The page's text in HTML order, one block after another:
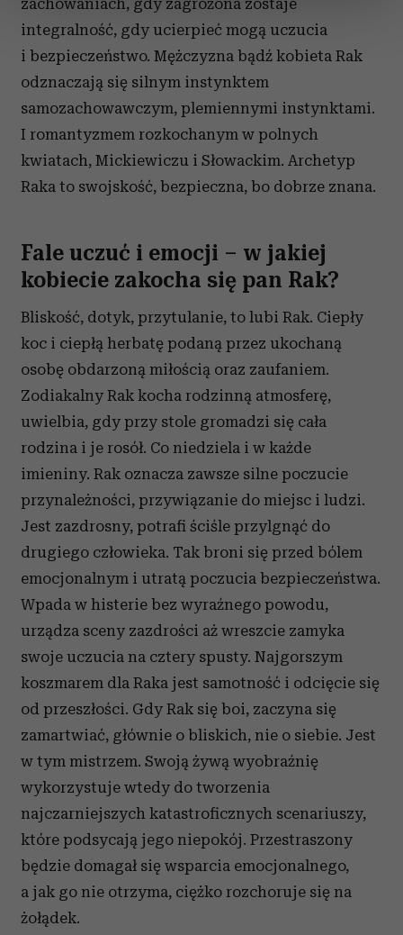
sekcji szczegółów. W Deklaracji plików cookie możesz
zmienić lub wycofać swoją zgodę w dowolnej chwili.
Wykorzystujemy pliki cookie do spersonalizowania treści
i reklam, aby oferować funkcje społecznościowe i
analizować ruch w naszej witrynie. Informacje o tym, jak
korzystasz z naszej witryny, udostępniamy partnerom
społecznościowym, reklamowym i analitycznym.
Partnerzy mogą połączyć te informacje z innymi danymi
otrzymanymi od Ciebie lub uzyskanymi podczas
zachowaniach, gdy zagrożona zostaje
integralność, gdy ucierpieć mogą uczucia
i bezpieczeństwo. Mężczyzna bądź kobieta Rak
odznaczają się silnym instynktem
samozachowawczym, plemiennymi instynktami.
I romantyzmem rozkochanym w polnych
kwiatach, Mickiewiczu i Słowackim. Archetyp
Raka to swojskość, bezpieczna, bo dobrze znana.
Fale uczuć i emocji – w jakiej
kobiecie zakocha się pan Rak?
Bliskość, dotyk, przytulanie, to lubi Rak. Ciepły
koc i ciepłą herbatę podaną przez ukochaną
osobę obdarzoną miłością oraz zaufaniem.
Zodiakalny Rak kocha rodzinną atmosferę,
uwielbia, gdy przy stole gromadzi się cała
rodzina i je rosół. Co niedziela i w każde
imieniny. Rak oznacza zawsze silne poczucie
przynależności, przywiązanie do miejsc i ludzi.
Jest zazdrosny, potrafi ściśle przylgnąć do
drugiego człowieka. Tak broni się przed bólem
emocjonalnym i utratą poczucia bezpieczeństwa.
Wpada w histerie bez wyraźnego powodu,
urządza sceny zazdrości aż wreszcie zamyka
swoje uczucia na cztery spusty. Najgorszym
koszmarem dla Raka jest samotność i odcięcie się
od przeszłości. Gdy Rak się boi, zaczyna się
zamartwiać, głównie o bliskich, nie o siebie. Jest
w tym mistrzem. Swoją żywą wyobraźnię
wykorzystuje wtedy do tworzenia
najczarniejszych katastroficznych scenariuszy,
które podsycają jego niepokój. Przestraszony
będzie domagał się wsparcia emocjonalnego,
a jak go nie otrzyma, ciężko rozchoruje się na
żołądek.